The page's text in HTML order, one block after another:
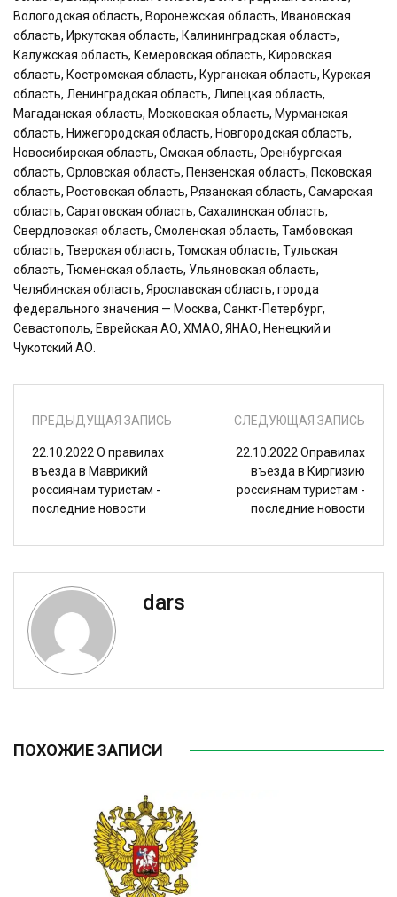
Вологодская область, Воронежская область, Ивановская
область, Иркутская область, Калининградская область,
Калужская область, Кемеровская область, Кировская
область, Костромская область, Курганская область, Курская
область, Ленинградская область, Липецкая область,
Магаданская область, Московская область, Мурманская
область, Нижегородская область, Новгородская область,
Новосибирская область, Омская область, Оренбургская
область, Орловская область, Пензенская область, Псковская
область, Ростовская область, Рязанская область, Самарская
область, Саратовская область, Сахалинская область,
Свердловская область, Смоленская область, Тамбовская
область, Тверская область, Томская область, Тульская
область, Тюменская область, Ульяновская область,
Челябинская область, Ярославская область, города
федерального значения — Москва, Санкт-Петербург,
Севастополь, Еврейская АО, ХМАО, ЯНАО, Ненецкий и
Чукотский АО.
ПРЕДЫДУЩАЯ ЗАПИСЬ
22.10.2022 О правилах
въезда в Маврикий
россиянам туристам -
последние новости
СЛЕДУЮЩАЯ ЗАПИСЬ
22.10.2022 Оправилах
въезда в Киргизию
россиянам туристам -
последние новости
dars
ПОХОЖИЕ ЗАПИСИ